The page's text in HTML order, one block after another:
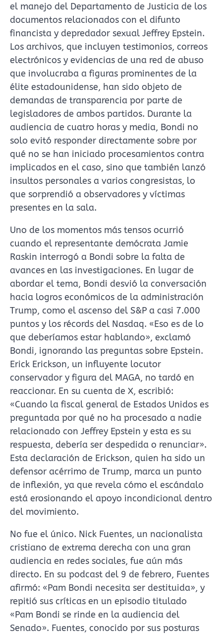
el manejo del Departamento de Justicia de los
documentos relacionados con el difunto
financista y depredador sexual Jeffrey Epstein.
Los archivos, que incluyen testimonios, correos
electrónicos y evidencias de una red de abuso
que involucraba a figuras prominentes de la
élite estadounidense, han sido objeto de
demandas de transparencia por parte de
legisladores de ambos partidos. Durante la
audiencia de cuatro horas y media, Bondi no
solo evitó responder directamente sobre por
qué no se han iniciado procesamientos contra
implicados en el caso, sino que también lanzó
insultos personales a varios congresistas, lo
que sorprendió a observadores y víctimas
presentes en la sala.
Uno de los momentos más tensos ocurrió
cuando el representante demócrata Jamie
Raskin interrogó a Bondi sobre la falta de
avances en las investigaciones. En lugar de
abordar el tema, Bondi desvió la conversación
hacia logros económicos de la administración
Trump, como el ascenso del S&P a casi 7.000
puntos y los récords del Nasdaq. «Eso es de lo
que deberíamos estar hablando», exclamó
Bondi, ignorando las preguntas sobre Epstein.
Erick Erickson, un influyente locutor
conservador y figura del MAGA, no tardó en
reaccionar. En su cuenta de X, escribió:
«Cuando la fiscal general de Estados Unidos es
preguntada por qué no ha procesado a nadie
relacionado con Jeffrey Epstein y esta es su
respuesta, debería ser despedida o renunciar».
Esta declaración de Erickson, quien ha sido un
defensor acérrimo de Trump, marca un punto
de inflexión, ya que revela cómo el escándalo
está erosionando el apoyo incondicional dentro
del movimiento.
No fue el único. Nick Fuentes, un nacionalista
cristiano de extrema derecha con una gran
audiencia en redes sociales, fue aún más
directo. En su podcast del 9 de febrero, Fuentes
afirmó: «Pam Bondi necesita ser destituida», y
repitió sus críticas en un episodio titulado
«Pam Bondi se rinde en la audiencia del
Senado». Fuentes, conocido por sus posturas